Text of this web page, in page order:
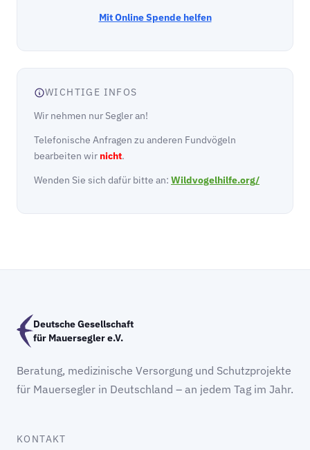
Mit Online Spende helfen
WICHTIGE INFOS
Wir nehmen nur Segler an!
Telefonische Anfragen zu anderen Fundvögeln
bearbeiten wir nicht.
Wenden Sie sich dafür bitte an: Wildvogelhilfe.org/
Deutsche Gesellschaft
für Mauersegler e.V.
Beratung, medizinische Versorgung und Schutzprojekte
für Mauersegler in Deutschland – an jedem Tag im Jahr.
KONTAKT